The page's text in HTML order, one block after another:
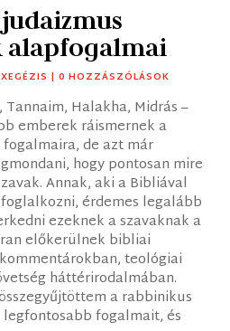
| 0 HOZZÁSZÓLÁSOK
Halakha, Midrás –
emberek ráismernek a
de azt már
hogy pontosan mire
Annak, aki a Bibliával
érdemes legalább
ezeknek a szavaknak a
előkerülnek bibliai
teológiai
háttérirodalmában.
a rabbinikus
fogalmait, és